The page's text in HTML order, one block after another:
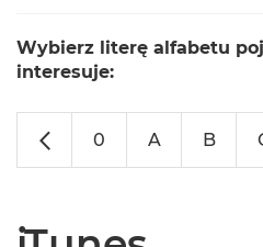
o
l
r
M
Wybierz literę alfabetu
interesuje:
0 A B